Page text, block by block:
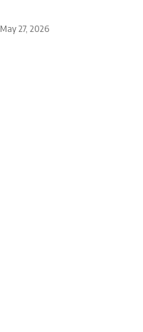
May 27, 2026